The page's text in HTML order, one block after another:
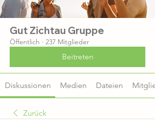
Gut Zichtau Gruppe
Öffentlich · 237 Mitglieder
Beitreten
Diskussionen Medien Dateien
Zurück